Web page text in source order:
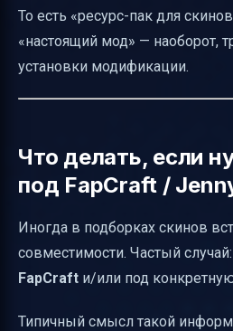
То есть «ресурс-пак для
«настоящий мод» — наоборот,
установки модификации.
Что делать, если
под FapCraft /
Иногда в подборках скинов
совместимости. Частый
FapCraft и/или под
Типичный смысл такой